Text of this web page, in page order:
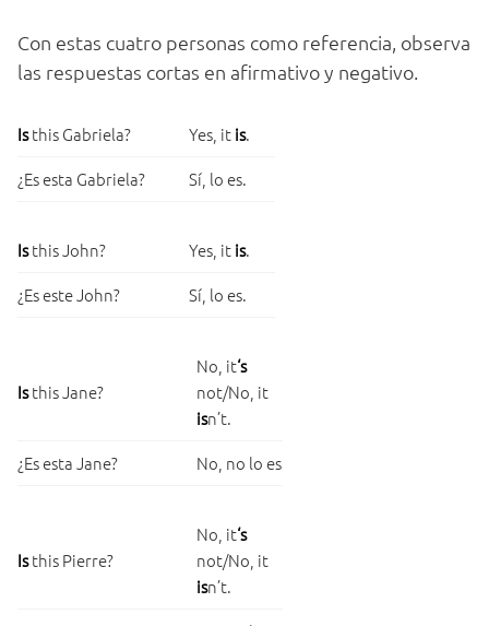
Con estas cuatro personas como referencia, observa
las respuestas cortas en afirmativo y negativo.
Isthis Gabriela? Yes, itis.
¿Es esta Gabriela?
Sí, lo es.
Isthis John? Yes, itis.
¿Es este John?
Sí, lo es.
Isthis Jane?
No, it‘s
not/No, it
isn’t.
¿Es esta Jane?
No, no lo es
Isthis Pierre?
No, it‘s
not/No, it
isn’t.